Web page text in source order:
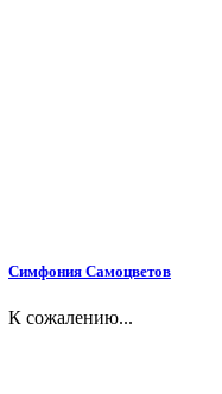
Симфония Самоцветов
К сожалению...